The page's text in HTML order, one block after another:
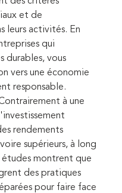
et de
leurs activités. En
qui
durables, vous
vers une économie
responsable.
à une
rendements
supérieurs, à long
études montrent que
des pratiques
pour faire face